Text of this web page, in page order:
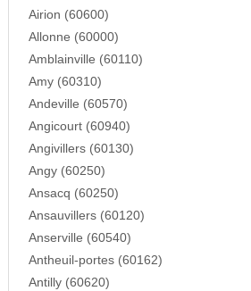
Airion (60600)
Allonne (60000)
Amblainville (60110)
Amy (60310)
Andeville (60570)
Angicourt (60940)
Angivillers (60130)
Angy (60250)
Ansacq (60250)
Ansauvillers (60120)
Anserville (60540)
Antheuil-portes (60162)
Antilly (60620)